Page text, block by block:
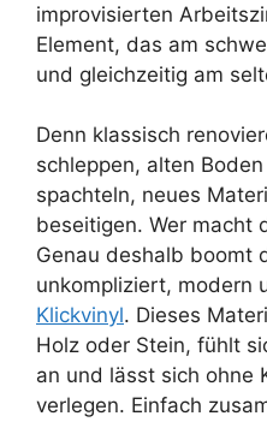
improvisierten
Element, das am
und gleichzeitig am
Denn klassisch
schleppen, alten
spachteln, neues
beseitigen. Wer macht
Genau deshalb boomt
unkompliziert, modern
Klickvinyl. Dieses
Holz oder Stein, fühlt
an und lässt sich ohne
verlegen. Einfach